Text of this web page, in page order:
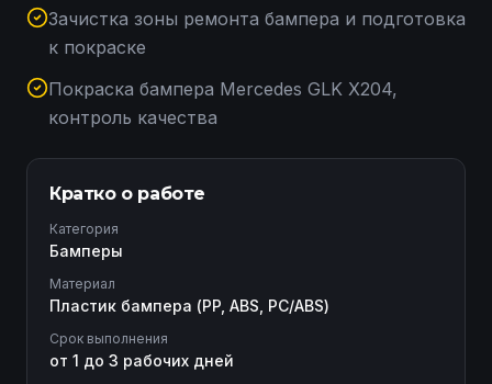
Зачистка зоны ремонта бампера и подготовка
к покраске
Покраска бампера Mercedes GLK X204,
контроль качества
Кратко о работе
Категория
Бамперы
Материал
Пластик бампера (PP, ABS, PC/ABS)
Срок выполнения
от 1 до 3 рабочих дней